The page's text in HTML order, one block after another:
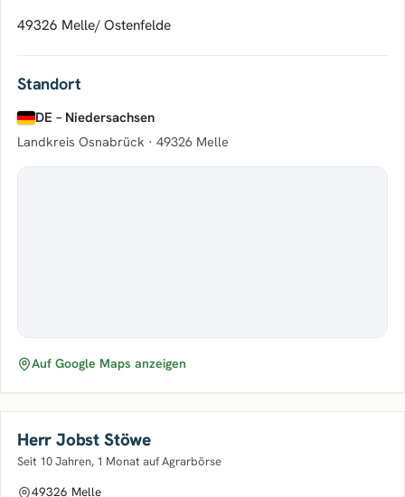
49326 Melle/ Ostenfelde
Standort
DE – Niedersachsen
Landkreis Osnabrück · 49326 Melle
Auf Google Maps anzeigen
Herr Jobst Stöwe
Seit 10 Jahren, 1 Monat auf Agrarbörse
49326 Melle